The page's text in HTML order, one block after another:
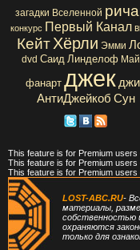
загадки Вселенной
конкурс Первый Канал
КейтХёрли Эмми
dvd Саид Линделоф
фанарт джек
АнтиДжейкоб Сун
This feature is for Premium users
This feature is for Premium users
This feature is for Premium users
LOST-ABC.RU-
материалы,
собственностью
охраняются
только для